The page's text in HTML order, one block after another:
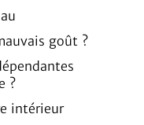
goût ?
?
intérieur